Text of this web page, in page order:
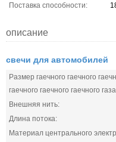
Поставка способности:
описание
свечи для автомобилей
Размер гаечного гаечного
гаечного гаечного гаечного
Внешняя нить:
Длина потока:
Материал центрального